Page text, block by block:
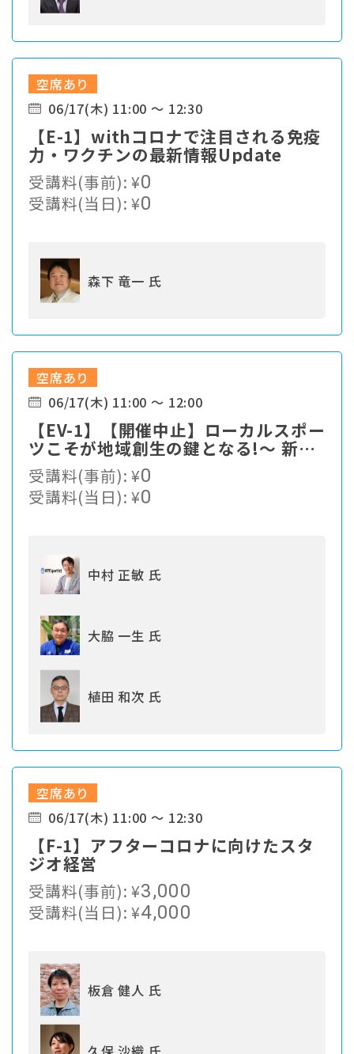
空席あり
06/17(木) 11:00 ～ 12:30
【E-1】withコロナで注目される免疫
力・ワクチンの最新情報Update
受講料(事前):¥0
受講料(当日):¥0
森下 竜一 氏
空席あり
06/17(木) 11:00 ～ 12:00
【EV-1】【開催中止】ローカルスポー
ツこそが地域創生の鍵となる!〜 新た
なスポーツソリューションの提案
受講料(事前):¥0
受講料(当日):¥0
中村 正敏 氏
大脇 一生 氏
植田 和次 氏
空席あり
06/17(木) 11:00 ～ 12:30
【F-1】アフターコロナに向けたスタ
ジオ経営
受講料(事前):¥3,000
受講料(当日):¥4,000
板倉 健人 氏